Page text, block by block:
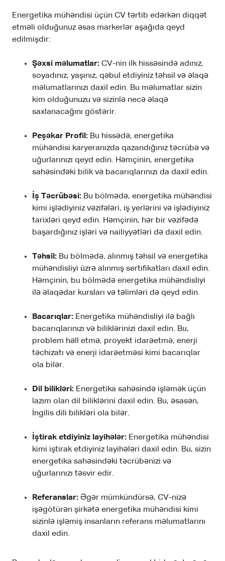
Energetika mühəndisi üçün CV tərtib edərkən diqqət
etməli olduğunuz əsas markerlər aşağıda qeyd
edilmişdir:
Şəxsi məlumatlar: CV-nin ilk hissəsində adınız,
soyadınız, yaşınız, qəbul etdiyiniz təhsil və əlaqə
məlumatlarınızı daxil edin. Bu məlumatlar sizin
kim olduğunuzu və sizinlə necə əlaqə
saxlanacağını göstərir.
Peşəkar Profil: Bu hissədə, energetika
mühəndisi karyeranızda qazandığınız təcrübə və
uğurlarınızı qeyd edin. Həmçinin, energetika
sahəsindəki bilik və bacarıqlarınızı da daxil edin.
İş Təcrübəsi: Bu bölmədə, energetika mühəndisi
kimi işlədiyiniz vəzifələri, iş yerlərini və işlədiyiniz
tarixləri qeyd edin. Həmçinin, hər bir vəzifədə
başardığınız işləri və nailiyyətləri də daxil edin.
Təhsil: Bu bölmədə, alınmış təhsil və energetika
mühəndisliyi üzrə alınmış sertifikatları daxil edin.
Həmçinin, bu bölmədə energetika mühəndisliyi
ilə əlaqədar kursları və təlimləri də qeyd edin.
Bacarıqlar: Energetika mühəndisliyi ilə bağlı
bacarıqlarınızı və biliklərinizi daxil edin. Bu,
problem həll etmə, proyekt idarəetmə, enerji
təchizatı və enerji idarəetməsi kimi bacarıqlar
ola bilər.
Dil bilikləri: Energetika sahəsində işləmək üçün
lazım olan dil biliklərini daxil edin. Bu, əsasən,
İngilis dili bilikləri ola bilər.
İştirak etdiyiniz layihələr: Energetika mühəndisi
kimi iştirak etdiyiniz layihələri daxil edin. Bu, sizin
energetika sahəsindəki təcrübənizi və
uğurlarınızı təsvir edir.
Referanslar: Əgər mümkündürsə, CV-nizə
işəgötürən şirkətə energetika mühəndisi kimi
sizinlə işləmiş insanların referans məlumatlarını
daxil edin.